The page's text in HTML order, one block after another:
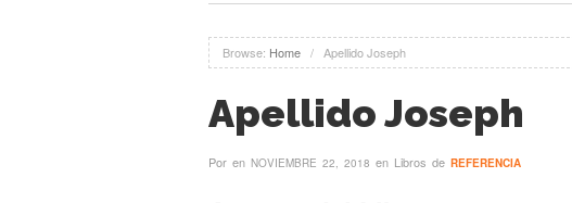
Browse: Home / Apellido Joseph
Apellido Joseph
Por en NOVIEMBRE 22, 2018 en Libros de REFERENCIA